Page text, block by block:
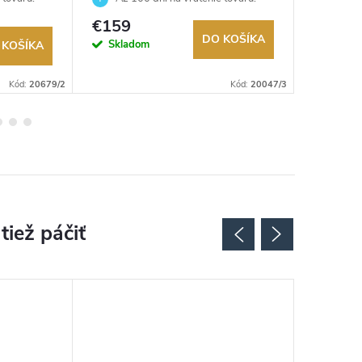
Kód: 20679/2
Autorizovaný predajca.
€159
Skladom DO KOŠÍKA
Kód: 20047/3